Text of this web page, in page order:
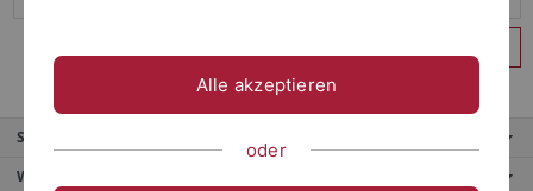
Service
Weitere Angebote
Alle akzeptieren
oder